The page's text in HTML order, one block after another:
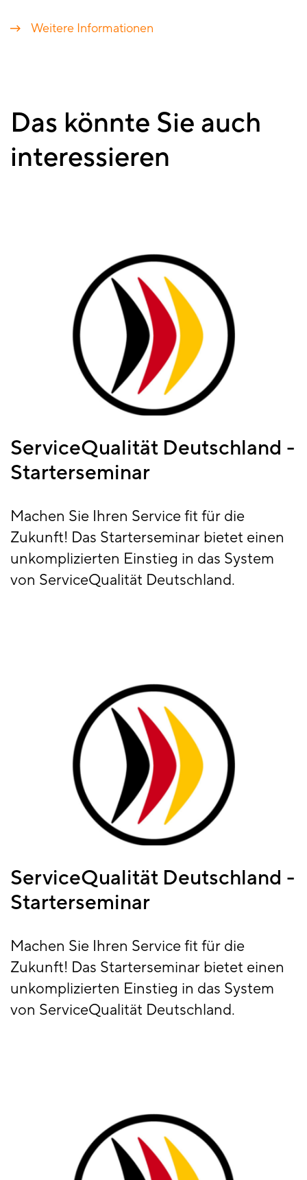
Weitere Informationen
Das könnte Sie auch
interessieren
ServiceQualität Deutschland -
Starterseminar
Machen Sie Ihren Service fit für die
Zukunft! Das Starterseminar bietet einen
unkomplizierten Einstieg in das System
von ServiceQualität Deutschland.
ServiceQualität Deutschland -
Starterseminar
Machen Sie Ihren Service fit für die
Zukunft! Das Starterseminar bietet einen
unkomplizierten Einstieg in das System
von ServiceQualität Deutschland.